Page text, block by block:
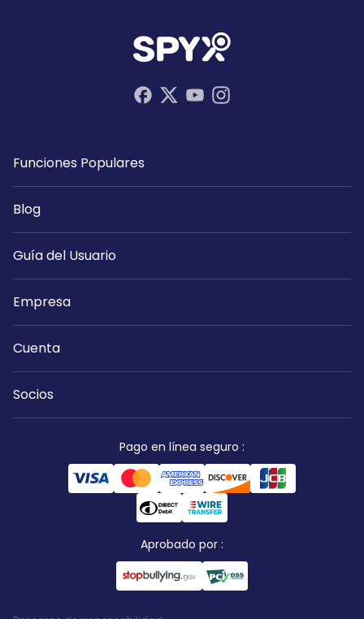
Funciones Populares
Blog
Guía del Usuario
Empresa
Cuenta
Socios
Pago en línea seguro :
Aprobado por :